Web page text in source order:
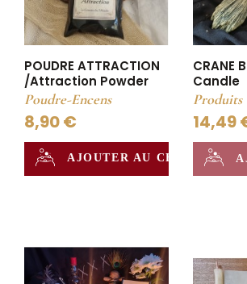
POUDRE ATTRACTION
/Attraction Powder
Poudre-Encens
8,90 €
AJOUTER AU CHAUDRON
CRANE
Candle
Produits
14,49